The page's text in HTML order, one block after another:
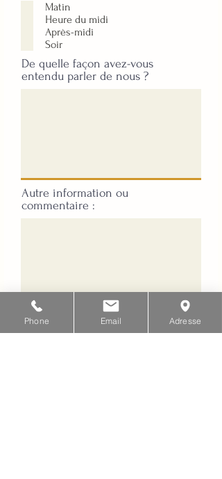
Matin
Heure du midi
Après-midi
Soir
De quelle façon avez-vous
entendu parler de nous ?
Autre information ou
commentaire :
Phone Email Adresse